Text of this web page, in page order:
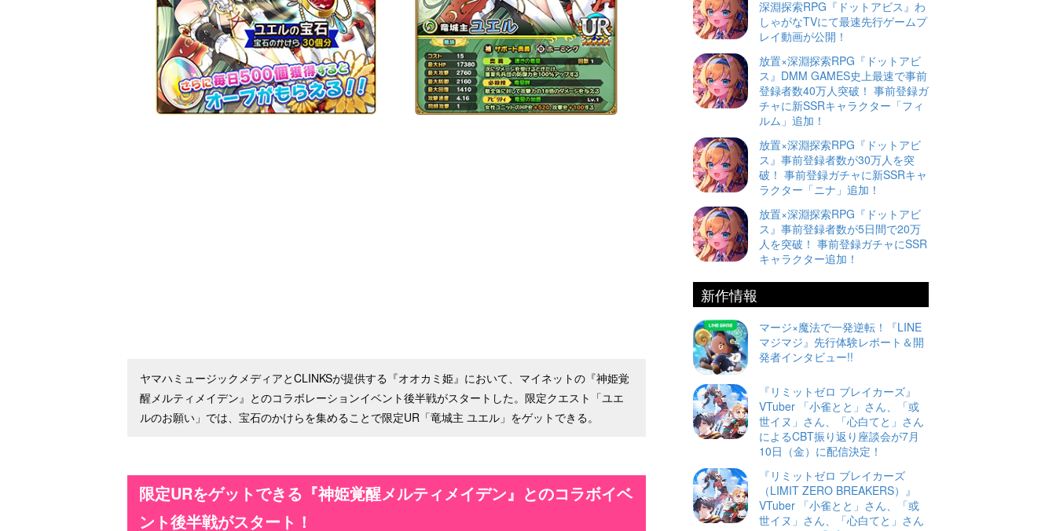
ヤマハミュージックメディアとCLINKSが提供する『オオカミ姫』において、マイネットの『神姫覚
醒メルティメイデン』とのコラボレーションイベント後半戦がスタートした。限定クエスト「ユエ
ルのお願い」では、宝石のかけらを集めることで限定UR「竜城主 ユエル」をゲットできる。
限定URをゲットできる『神姫覚醒メルティメイデン』とのコラボイベ
ント後半戦がスタート！
深淵探索RPG『ドットアビス』わ
しゃがなTVにて最速先行ゲームプ
レイ動画が公開！
放置×深淵探索RPG『ドットアビ
ス』DMM GAMES史上最速で事前
登録者数40万人突破！ 事前登録ガ
チャに新SSRキャラクター「フィ
ルム」追加！
放置×深淵探索RPG『ドットアビ
ス』事前登録者数が30万人を突
破！ 事前登録ガチャに新SSRキャ
ラクター「ニナ」追加！
放置×深淵探索RPG『ドットアビ
ス』事前登録者数が5日間で20万
人を突破！ 事前登録ガチャにSSR
キャラクター追加！
新作情報
マージ×魔法で一発逆転！『LINE
マジマジ』先行体験レポート＆開
発者インタビュー!!
『リミットゼロ ブレイカーズ』
VTuber 「小雀とと」さん、「或
世イヌ」さん、「心白てと」さん
によるCBT振り返り座談会が7月
10日（金）に配信決定！
『リミットゼロ ブレイカーズ
（LIMIT ZERO BREAKERS）』
VTuber 「小雀とと」さん、「或
世イヌ」さん、「心白てと」さん